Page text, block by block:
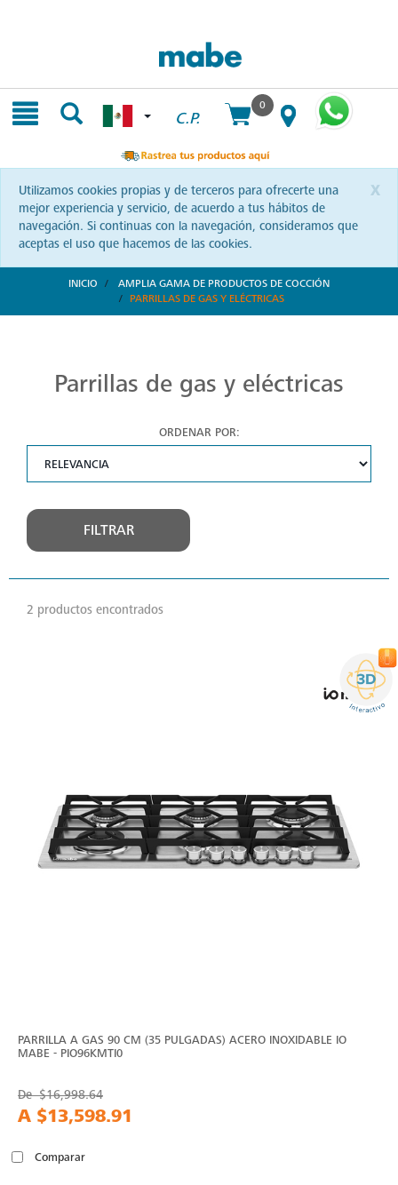
C.P.
0
x
Utilizamos cookies propias y de terceros para ofrecerte una
mejor experiencia y servicio, de acuerdo a tus hábitos de
navegación. Si continuas con la navegación, consideramos que
aceptas el uso que hacemos de las cookies.
INICIO
AMPLIA GAMA DE PRODUCTOS DE COCCIÓN
PARRILLAS DE GAS Y ELÉCTRICAS
Parrillas de gas y eléctricas
ORDENAR POR:
FILTRAR
2 productos encontrados
PARRILLA A GAS 90 CM (35 PULGADAS) ACERO INOXIDABLE IO
MABE - PIO96KMTI0
De$16,998.64
A $13,598.91
Comparar